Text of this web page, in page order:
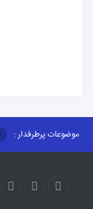
موضوعات پرطرفدار :